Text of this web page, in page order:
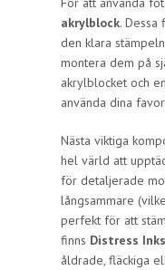
akrylblock.
den klara
montera dem på
akrylblocket och
använda dina
Nästa viktiga
hel värld att
för detaljerade
långsammare
perfekt för att
finns Distress Inks
åldrade, fläckiga